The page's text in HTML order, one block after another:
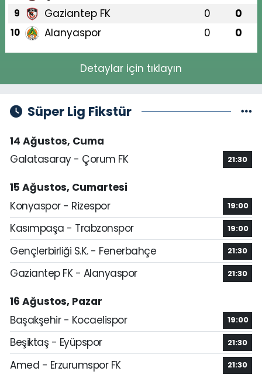
9 Gaziantep FK 0 0
10 Alanyaspor 0 0
Detaylar için tıklayın
Süper Lig Fikstür
14 Ağustos, Cuma
Galatasaray - Çorum FK
21:30
15 Ağustos, Cumartesi
Konyaspor - Rizespor
19:00
Kasımpaşa - Trabzonspor 19:00
Gençlerbirliği S.K. - Fenerbahçe 21:30
Gaziantep FK - Alanyaspor 21:30
16 Ağustos, Pazar
Başakşehir - Kocaelispor
19:00
Beşiktaş - Eyüpspor 21:30
Amed - Erzurumspor FK 21:30